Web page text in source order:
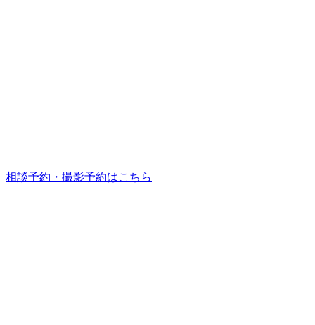
相談予約・撮影予約はこちら